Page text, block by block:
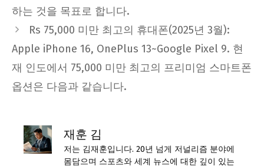
하는 것을 목표로 합니다.
Rs 75,000 미만 최고의 휴대폰(2025년 3월):
Apple iPhone 16, OnePlus 13~Google Pixel 9. 현
재 인도에서 75,000 미만 최고의 프리미엄 스마트폰
옵션은 다음과 같습니다.
재훈 김
저는 김재훈입니다. 20년 넘게 저널리즘 분야에
몸담으며 스포츠와 세계 뉴스에 대한 깊이 있는